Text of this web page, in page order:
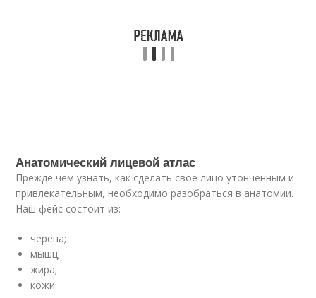
Анатомический лицевой атлас
Прежде чем узнать, как сделать свое лицо утонченным и
привлекательным, необходимо разобраться в анатомии.
Наш фейс состоит из:
черепа;
мышц;
жира;
кожи.